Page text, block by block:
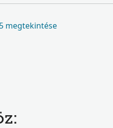
megtekintése